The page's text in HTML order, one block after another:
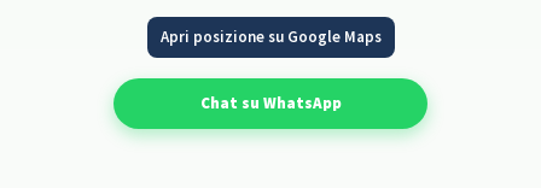
Apri posizione su Google Maps
Chat su WhatsApp